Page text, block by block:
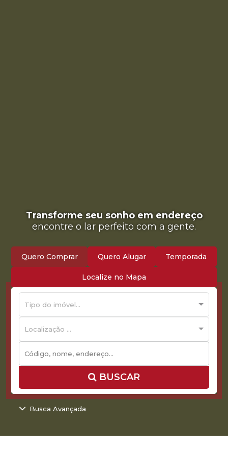
Transforme seu sonho em endereço
encontre o lar perfeito com a gente.
Quero Comprar Quero Alugar Temporada
Localize no Mapa
Tipo do imóvel...
Localização ...
BUSCAR
Busca Avançada